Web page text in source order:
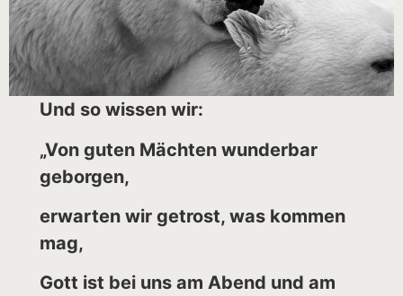
Und so wissen wir:
„Von guten Mächten wunderbar
geborgen,
erwarten wir getrost, was kommen
mag,
Gott ist bei uns am Abend und am